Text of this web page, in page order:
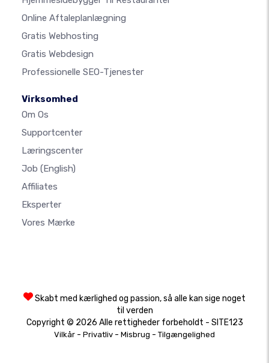
Online Aftaleplanlægning
Gratis Webhosting
Gratis Webdesign
Professionelle SEO-Tjenester
Virksomhed
Om Os
Supportcenter
Læringscenter
Job (English)
Affiliates
Eksperter
Vores Mærke
Skabt med kærlighed og passion, så alle kan sige noget
til verden
Copyright © 2026 Alle rettigheder forbeholdt - SITE123
Vilkår - Privatliv - Misbrug - Tilgængelighed